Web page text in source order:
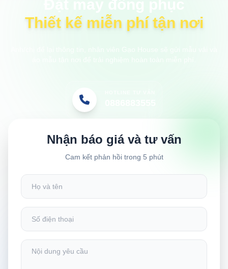
Thiết kế miễn phí tận nơi
Nhận báo giá và tư vấn
Cam kết phản hồi trong 5 phút